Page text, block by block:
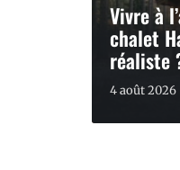
Vivre à
chalet
réaliste
4 août 2026